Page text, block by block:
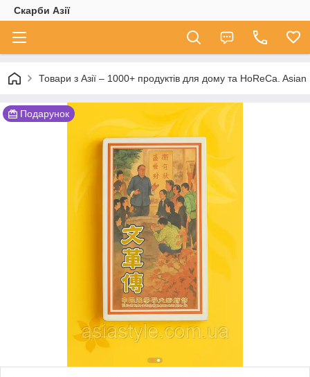
Скарби Азії
Товари з Азії – 1000+ продуктів для дому та HoReCa.
Подарунок